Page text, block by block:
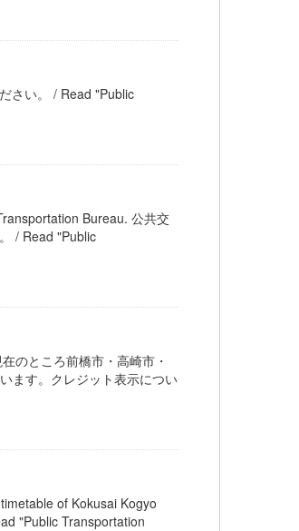
さい。 / Read "Public
Bureau. 公共交
/ Read "Public
のところ前橋市・高崎市・
ます。クレジット表示につい
of Kokusai Kogyo
"Public Transportation